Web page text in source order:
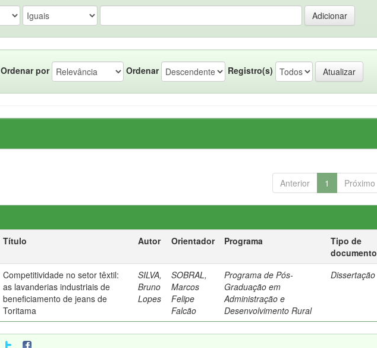
Ordenar por Ordenar Registro(s)
Anterior 1 Próximo
Título Autor Orientador Programa
Tipo de
documento
Competitividade no setor têxtil:
as lavanderias industriais de
beneficiamento de jeans de
Toritama
SILVA,
Bruno
Lopes
SOBRAL,
Marcos
Felipe
Falcão
Programa de Pós-
Graduação em
Administração e
Desenvolvimento Rural
Dissertação